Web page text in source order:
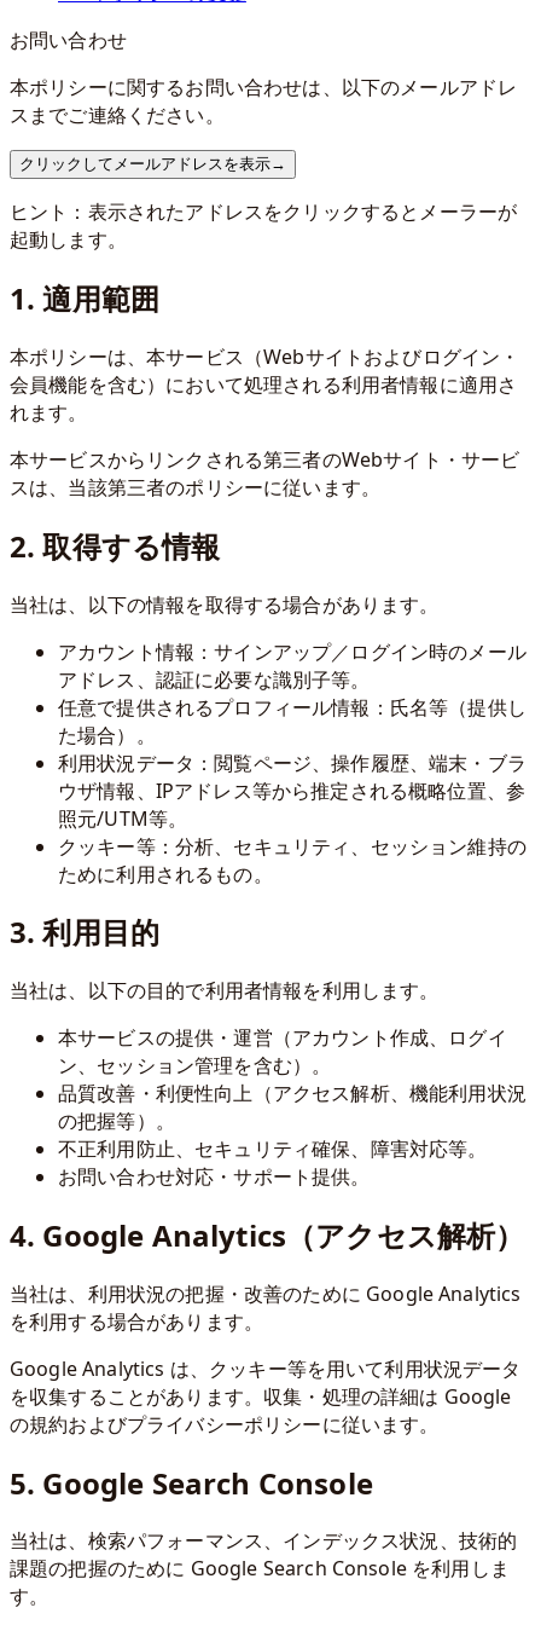
お問い合わせ
本ポリシーに関するお問い合わせは、以下のメールアドレ
スまでご連絡ください。
クリックしてメールアドレスを表示→
ヒント：表示されたアドレスをクリックするとメーラーが
起動します。
1. 適用範囲
本ポリシーは、本サービス（Webサイトおよびログイン・
会員機能を含む）において処理される利用者情報に適用さ
れます。
本サービスからリンクされる第三者のWebサイト・サービ
スは、当該第三者のポリシーに従います。
2. 取得する情報
当社は、以下の情報を取得する場合があります。
アカウント情報：サインアップ／ログイン時のメール
アドレス、認証に必要な識別子等。
任意で提供されるプロフィール情報：氏名等（提供し
た場合）。
利用状況データ：閲覧ページ、操作履歴、端末・ブラ
ウザ情報、IPアドレス等から推定される概略位置、参
照元/UTM等。
クッキー等：分析、セキュリティ、セッション維持の
ために利用されるもの。
3. 利用目的
当社は、以下の目的で利用者情報を利用します。
本サービスの提供・運営（アカウント作成、ログイ
ン、セッション管理を含む）。
品質改善・利便性向上（アクセス解析、機能利用状況
の把握等）。
不正利用防止、セキュリティ確保、障害対応等。
お問い合わせ対応・サポート提供。
4. Google Analytics（アクセス解析）
当社は、利用状況の把握・改善のために Google Analytics
を利用する場合があります。
Google Analytics は、クッキー等を用いて利用状況データ
を収集することがあります。収集・処理の詳細は Google
の規約およびプライバシーポリシーに従います。
5. Google Search Console
当社は、検索パフォーマンス、インデックス状況、技術的
課題の把握のために Google Search Console を利用しま
す。